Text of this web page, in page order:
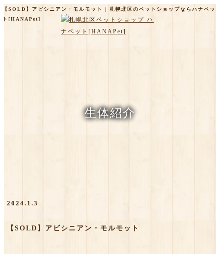
【SOLD】アビシニアン・モルモット | 札幌北区のペットショップならハナペッ
ト[HANAPet]
生体紹介
2024.1.3
【SOLD】アビシニアン・モルモット